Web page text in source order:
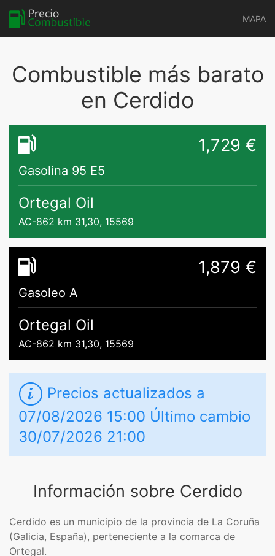
MAPA
Combustible más barato
en Cerdido
1,729 €
Gasolina 95 E5
Ortegal Oil
AC-862 km 31,30, 15569
1,879 €
Gasoleo A
Ortegal Oil
AC-862 km 31,30, 15569
Precios actualizados a
07/08/2026 15:00 Último cambio
30/07/2026 21:00
Información sobre Cerdido
Cerdido es un municipio de la provincia de La Coruña
(Galicia, España), perteneciente a la comarca de
Ortegal.